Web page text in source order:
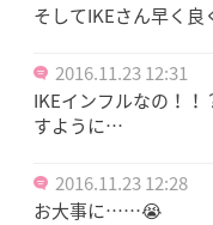
そしてIKEさん早く
2016.11.23 12:31
IKEインフルなの！
すように…
2016.11.23 12:28
お大事に……😭